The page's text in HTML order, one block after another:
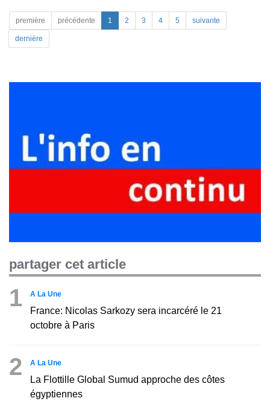
première précédente 1 2 3 4 5 suivante
dernière
partager cet article
1 A La Une
France: Nicolas Sarkozy sera incarcéré le 21
octobre à Paris
2 A La Une
La Flottille Global Sumud approche des côtes
égyptiennes